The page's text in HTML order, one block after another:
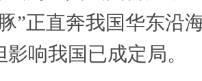
”正直奔我国华东沿
响我国已成定局。